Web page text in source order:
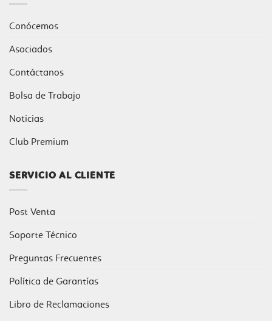
Conócemos
Asociados
Contáctanos
Bolsa de Trabajo
Noticias
Club Premium
SERVICIO AL CLIENTE
Post Venta
Soporte Técnico
Preguntas Frecuentes
Política de Garantías
Libro de Reclamaciones